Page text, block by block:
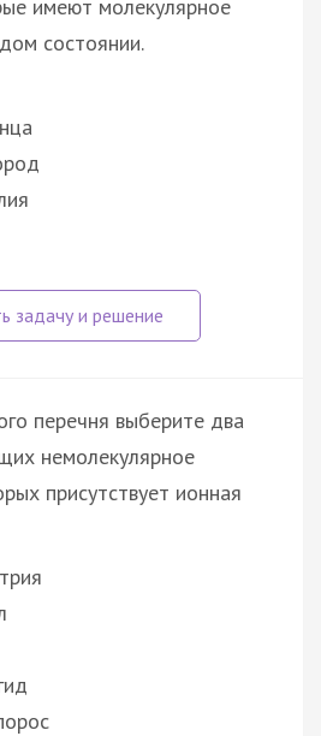
имеют молекулярное
состоянии.
перечня выберите два
немолекулярное
присутствует ионная